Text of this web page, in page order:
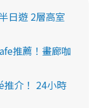
日遊 2層高室
推薦！畫廊咖
推介！ 24小時